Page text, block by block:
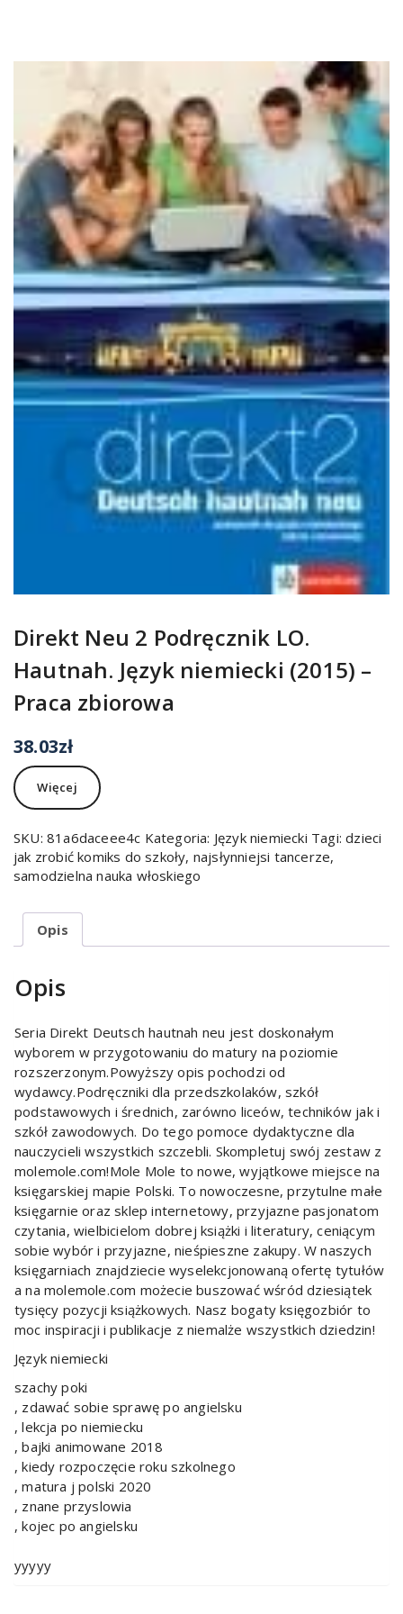
Direkt Neu 2 Podręcznik LO.
Hautnah. Język niemiecki (2015) –
Praca zbiorowa
38.03zł
Więcej
SKU: 81a6daceee4c Kategoria: Język niemiecki Tagi:dzieci
jak zrobić komiks do szkoły, najsłynniejsi tancerze,
samodzielna nauka włoskiego
Opis
Opis
Seria Direkt Deutsch hautnah neu jest doskonałym
wyborem w przygotowaniu do matury na poziomie
rozszerzonym.Powyższy opis pochodzi od
wydawcy.Podręczniki dla przedszkolaków, szkół
podstawowych i średnich, zarówno liceów, techników jak i
szkół zawodowych. Do tego pomoce dydaktyczne dla
nauczycieli wszystkich szczebli. Skompletuj swój zestaw z
molemole.com!Mole Mole to nowe, wyjątkowe miejsce na
księgarskiej mapie Polski. To nowoczesne, przytulne małe
księgarnie oraz sklep internetowy, przyjazne pasjonatom
czytania, wielbicielom dobrej książki i literatury, ceniącym
sobie wybór i przyjazne, nieśpieszne zakupy. W naszych
księgarniach znajdziecie wyselekcjonowaną ofertę tytułów
a na molemole.com możecie buszować wśród dziesiątek
tysięcy pozycji książkowych. Nasz bogaty księgozbiór to
moc inspiracji i publikacje z niemalże wszystkich dziedzin!
Język niemiecki
szachy poki
, zdawać sobie sprawę po angielsku
, lekcja po niemiecku
, bajki animowane 2018
, kiedy rozpoczęcie roku szkolnego
, matura j polski 2020
, znane przyslowia
, kojec po angielsku
yyyyy